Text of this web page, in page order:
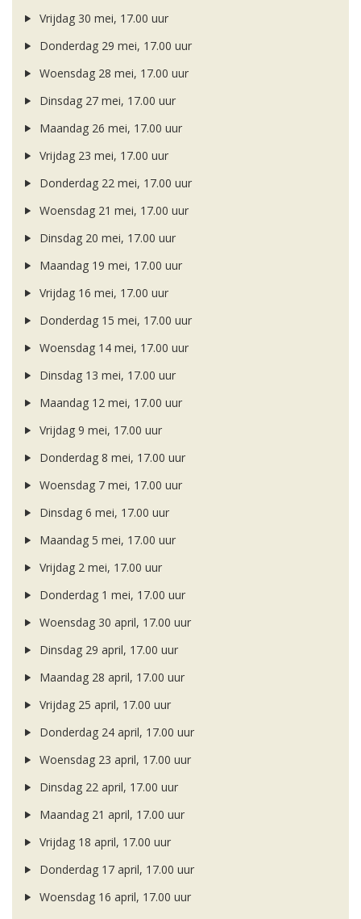
Vrijdag 30 mei, 17.00 uur
Donderdag 29 mei, 17.00 uur
Woensdag 28 mei, 17.00 uur
Dinsdag 27 mei, 17.00 uur
Maandag 26 mei, 17.00 uur
Vrijdag 23 mei, 17.00 uur
Donderdag 22 mei, 17.00 uur
Woensdag 21 mei, 17.00 uur
Dinsdag 20 mei, 17.00 uur
Maandag 19 mei, 17.00 uur
Vrijdag 16 mei, 17.00 uur
Donderdag 15 mei, 17.00 uur
Woensdag 14 mei, 17.00 uur
Dinsdag 13 mei, 17.00 uur
Maandag 12 mei, 17.00 uur
Vrijdag 9 mei, 17.00 uur
Donderdag 8 mei, 17.00 uur
Woensdag 7 mei, 17.00 uur
Dinsdag 6 mei, 17.00 uur
Maandag 5 mei, 17.00 uur
Vrijdag 2 mei, 17.00 uur
Donderdag 1 mei, 17.00 uur
Woensdag 30 april, 17.00 uur
Dinsdag 29 april, 17.00 uur
Maandag 28 april, 17.00 uur
Vrijdag 25 april, 17.00 uur
Donderdag 24 april, 17.00 uur
Woensdag 23 april, 17.00 uur
Dinsdag 22 april, 17.00 uur
Maandag 21 april, 17.00 uur
Vrijdag 18 april, 17.00 uur
Donderdag 17 april, 17.00 uur
Woensdag 16 april, 17.00 uur